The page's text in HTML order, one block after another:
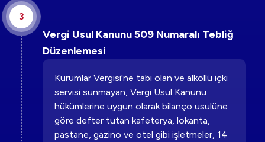
3
Vergi Usul Kanunu 509 Numaralı Tebliğ
Düzenlemesi
Kurumlar Vergisi'ne tabi olan ve alkollü içki
servisi sunmayan, Vergi Usul Kanunu
hükümlerine uygun olarak bilanço usulüne
göre defter tutan kafeterya, lokanta,
pastane, gazino ve otel gibi işletmeler, 14